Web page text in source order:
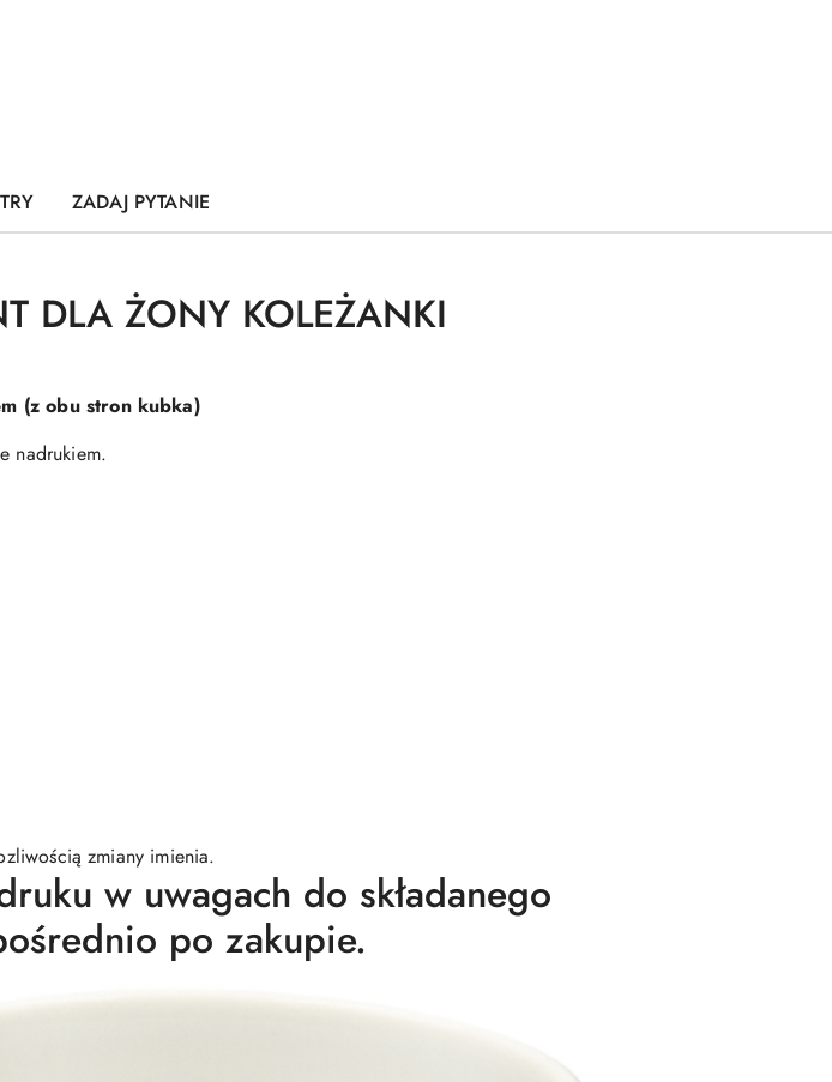
ZADAJ PYTANIE
DLA ŻONY KOLEŻANKI
(z obu stron kubka)
nadrukiem.
zmiany imienia.
w uwagach do składanego
po zakupie.